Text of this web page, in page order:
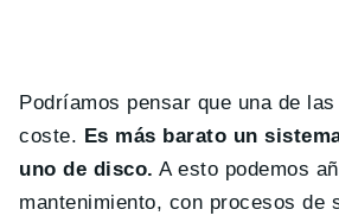
Podríamos pensar que una de
coste. Es más barato un
uno de disco. A esto podemos
mantenimiento, con procesos de